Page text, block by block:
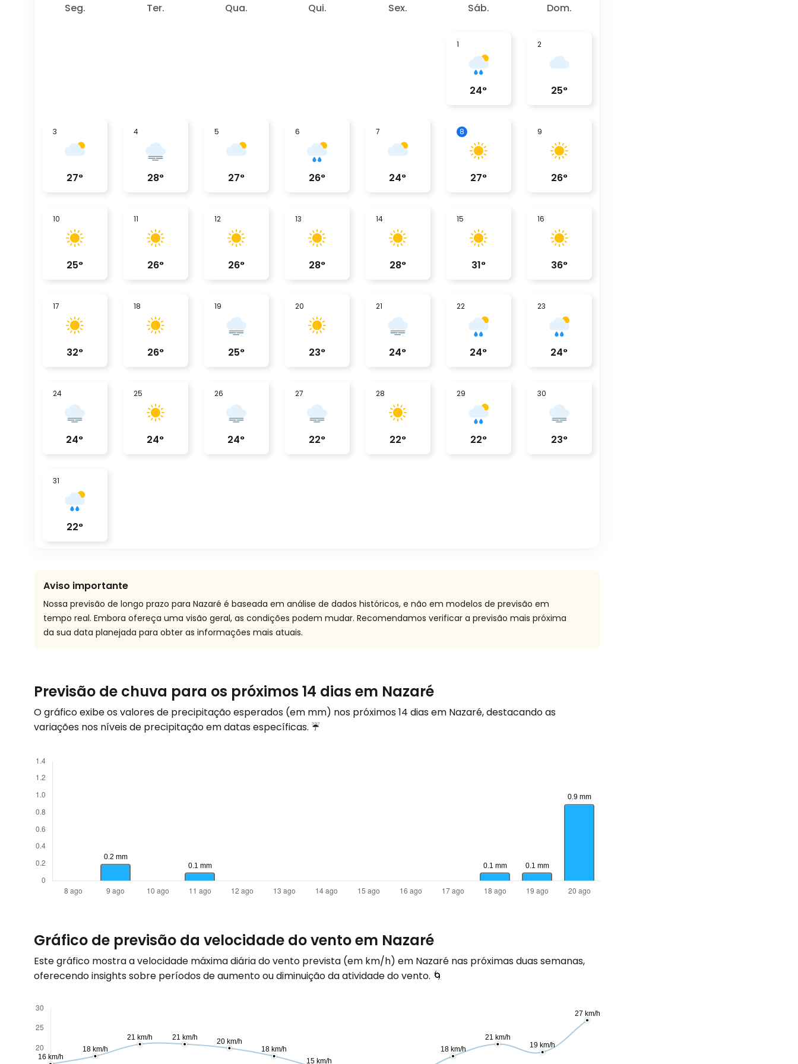
Seg. Ter. Qua. Qui. Sex. Sáb. Dom.
1
24°
2
25°
3
27°
4
28°
5
27°
6
26°
7
24°
8
27°
9
26°
10
25°
11
26°
12
26°
13
28°
14
28°
15
31°
16
36°
17
32°
18
26°
19
25°
20
23°
21
24°
22
24°
23
24°
24
24°
25
24°
26
24°
27
22°
28
22°
29
22°
30
23°
31
22°
Aviso importante
Nossa previsão de longo prazo para Nazaré é baseada em análise de dados históricos, e não em modelos de previsão em
tempo real. Embora ofereça uma visão geral, as condições podem mudar. Recomendamos verificar a previsão mais próxima
da sua data planejada para obter as informações mais atuais.
Previsão de chuva para os próximos 14 dias em Nazaré
O gráfico exibe os valores de precipitação esperados (em mm) nos próximos 14 dias em Nazaré, destacando as
variações nos níveis de precipitação em datas específicas. ☔
Gráfico de previsão da velocidade do vento em Nazaré
Este gráfico mostra a velocidade máxima diária do vento prevista (em km/h) em Nazaré nas próximas duas semanas,
oferecendo insights sobre períodos de aumento ou diminuição da atividade do vento. 🌀